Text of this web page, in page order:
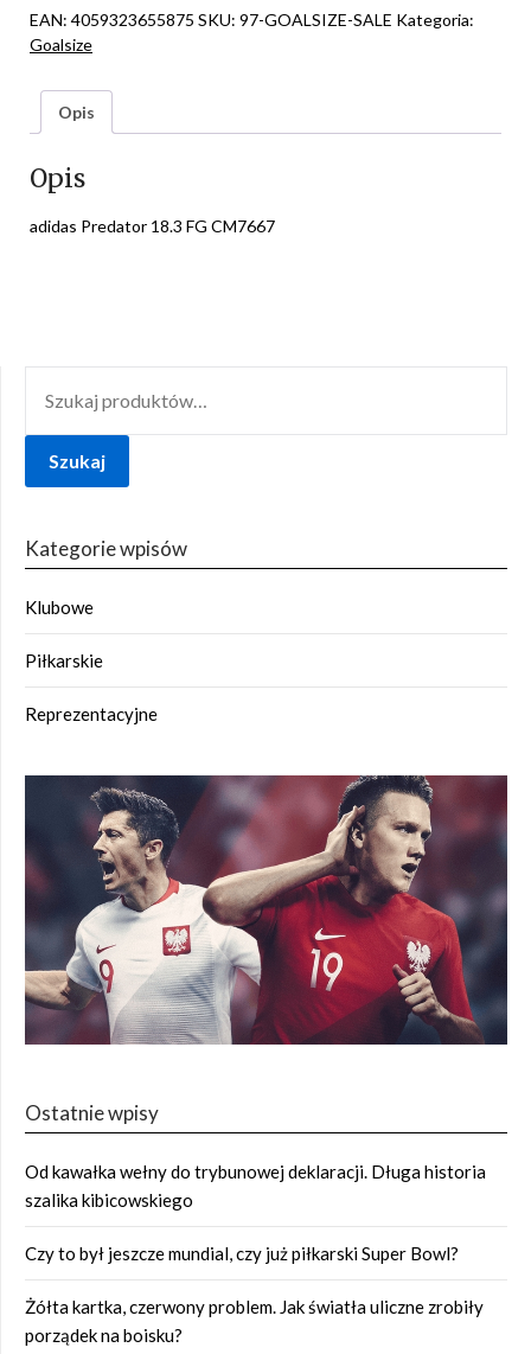
EAN: 4059323655875 SKU: 97-GOALSIZE-SALE Kategoria:
Goalsize
Opis
Opis
adidas Predator 18.3 FG CM7667
Szukaj
Kategorie wpisów
Klubowe
Piłkarskie
Reprezentacyjne
Ostatnie wpisy
Od kawałka wełny do trybunowej deklaracji. Długa historia
szalika kibicowskiego
Czy to był jeszcze mundial, czy już piłkarski Super Bowl?
Żółta kartka, czerwony problem. Jak światła uliczne zrobiły
porządek na boisku?